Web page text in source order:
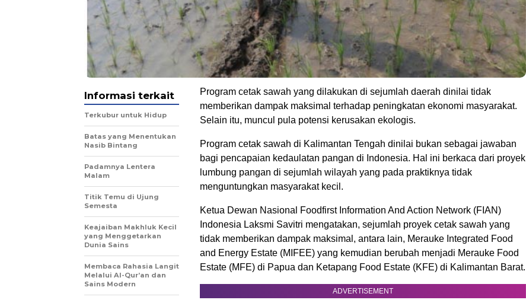
Program cetak sawah yang dilakukan di sejumlah daerah dinilai tidak
memberikan dampak maksimal terhadap peningkatan ekonomi masyarakat.
Selain itu, muncul pula potensi kerusakan ekologis.
Program cetak sawah di Kalimantan Tengah dinilai bukan sebagai jawaban
bagi pencapaian kedaulatan pangan di Indonesia. Hal ini berkaca dari proyek
lumbung pangan di sejumlah wilayah yang pada praktiknya tidak
menguntungkan masyarakat kecil.
Ketua Dewan Nasional Foodfirst Information And Action Network (FIAN)
Indonesia Laksmi Savitri mengatakan, sejumlah proyek cetak sawah yang
tidak memberikan dampak maksimal, antara lain, Merauke Integrated Food
and Energy Estate (MIFEE) yang kemudian berubah menjadi Merauke Food
Estate (MFE) di Papua dan Ketapang Food Estate (KFE) di Kalimantan Barat.
ADVERTISEMENT
Informasi terkait
Terkubur untuk Hidup
Batas yang Menentukan
Nasib Bintang
Padamnya Lentera
Malam
Titik Temu di Ujung
Semesta
Keajaiban Makhluk Kecil
yang Menggetarkan
Dunia Sains
Membaca Rahasia Langit
Melalui Al-Qur’an dan
Sains Modern